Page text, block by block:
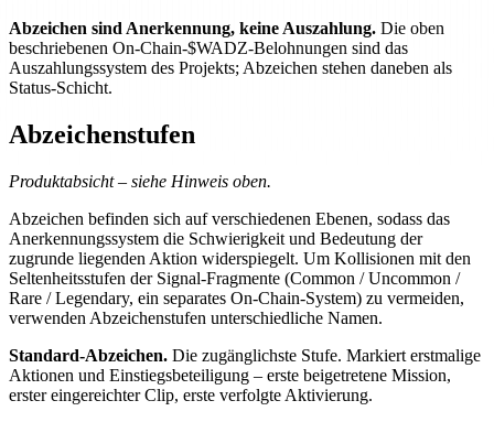
Abzeichen sind Anerkennung, keine Auszahlung. Die oben
beschriebenen On-Chain-$WADZ-Belohnungen sind das
Auszahlungssystem des Projekts; Abzeichen stehen daneben als
Status-Schicht.
Abzeichenstufen
Produktabsicht – siehe Hinweis oben.
Abzeichen befinden sich auf verschiedenen Ebenen, sodass das
Anerkennungssystem die Schwierigkeit und Bedeutung der
zugrunde liegenden Aktion widerspiegelt. Um Kollisionen mit den
Seltenheitsstufen der Signal-Fragmente (Common / Uncommon /
Rare / Legendary, ein separates On-Chain-System) zu vermeiden,
verwenden Abzeichenstufen unterschiedliche Namen.
Standard-Abzeichen. Die zugänglichste Stufe. Markiert erstmalige
Aktionen und Einstiegsbeteiligung – erste beigetretene Mission,
erster eingereichter Clip, erste verfolgte Aktivierung.